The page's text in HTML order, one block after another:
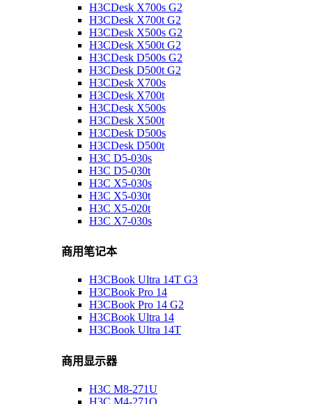
H3CDesk X700s G2
H3CDesk X700t G2
H3CDesk X500s G2
H3CDesk X500t G2
H3CDesk D500s G2
H3CDesk D500t G2
H3CDesk X700s
H3CDesk X700t
H3CDesk X500s
H3CDesk X500t
H3CDesk D500s
H3CDesk D500t
H3C D5-030s
H3C D5-030t
H3C X5-030s
H3C X5-030t
H3C X5-020t
H3C X7-030s
商用笔记本
H3CBook Ultra 14T G3
H3CBook Pro 14
H3CBook Pro 14 G2
H3CBook Ultra 14
H3CBook Ultra 14T
商用显示器
H3C M8-271U
H3C M4-271Q